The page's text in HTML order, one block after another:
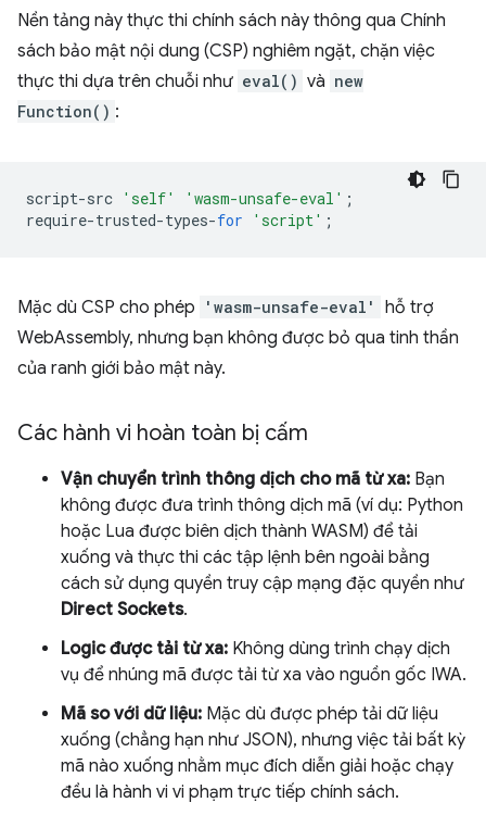
Nền tảng này thực thi chính sách này thông qua Chính
sách bảo mật nội dung (CSP) nghiêm ngặt, chặn việc
thực thi dựa trên chuỗi như eval() và new
Function() :
script-src 'self' 'wasm-unsafe-eval' ;
require-trusted-types-for 'script' ;
Mặc dù CSP cho phép 'wasm-unsafe-eval'
hỗ trợ
WebAssembly, nhưng bạn không được bỏ qua tinh thần
của ranh giới bảo mật này.
Các hành vi hoàn toàn bị cấm
Vận chuyển trình thông dịch cho mã từ xa: Bạn
không được đưa trình thông dịch mã (ví dụ: Python
hoặc Lua được biên dịch thành WASM) để tải
xuống và thực thi các tập lệnh bên ngoài bằng
cách sử dụng quyền truy cập mạng đặc quyền như
Direct Sockets.
Logic được tải từ xa: Không dùng trình chạy dịch
vụ để nhúng mã được tải từ xa vào nguồn gốc IWA.
Mã so với dữ liệu: Mặc dù được phép tải dữ liệu
xuống (chẳng hạn như JSON), nhưng việc tải bất kỳ
mã nào xuống nhằm mục đích diễn giải hoặc chạy
đều là hành vi vi phạm trực tiếp chính sách.